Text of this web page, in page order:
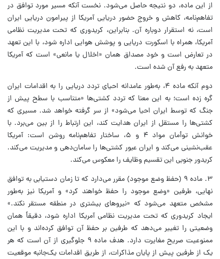
از این ماده، دو نتیجه حاصل می‌شود. نخست آنکه مسیر مورد توافق در
تفاهم‌نامه، کاهش و خروج حضور دریایی آمریکا از پیرامون دریایی ایران
است، نه استقرار دوباره آن. بنابراین، کریدوری که تحت مدیریت نظامی
آمریکا، همراه با اسکورت دریایی و پوشش هوایی اداره شود، با این تعهد
در تعارض است و خود مصداق همان «اخلال یا مانعی» است که آمریکا
متعهد به رفع آن شده است.
دوم آنکه ماده ۴، به‌طور عامدانه احیای تردد دریایی را به اقدامات ایران
گره زده است؛ به این معنا که تردد کشتی‌ها «متناسب با سطح پیش از
جنگ که توسط ایران احیا می‌شود» از سر گرفته خواهد شد. مسیری که
کشتی‌ها را مستقل از ایران هدایت کند، این ارتباط را از بین می‌برد. با
خوانش توأمان مواد ۴ و ۵، ساختار تفاهم‌نامه روشن است: آمریکا
عقب‌نشینی می‌کند و ایران عبور کشتی‌ها را سامان‌دهی و مدیریت می‌کند.
کریدور جنوبی این تقسیم وظایف را معکوس می‌کند.
۳. ماده ۹ (حفظ وضع موجود) مقرر می‌دارد که تا زمان دستیابی به توافق
نهایی، طرفین «وضع موجود را حفظ خواهند کرد» و آمریکا نیز به‌طور
مشخص متعهد می‌شود که «نیروهای بیشتری در منطقه مستقر نکند.»
ایجاد کریدوری که تحت مدیریت نظامی آمریکا اداره شود، دقیقاً همان
وضعیتی را تغییر می‌دهد که طرفین بر حفظ آن توافق کرده‌اند و با این
ممنوعیت صریح مغایرت دارد. هدف ماده ۹ جلوگیری از آن است که هر
یک از طرفین پیش از پایان مذاکرات، از طریق اقدامات یک‌جانبه موقعیت